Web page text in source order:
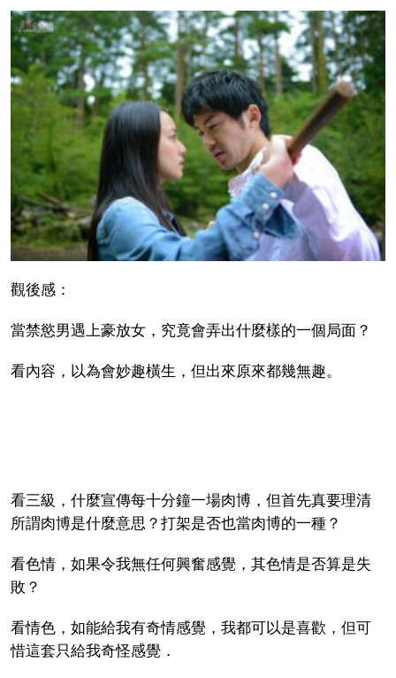
觀後感：
當禁慾男遇上豪放女，究竟會弄出什麼樣的一個局面？
看內容，以為會妙趣橫生，但出來原來都幾無趣。
看三級，什麼宣傳每十分鐘一場肉博，但首先真要理清
所謂肉博是什麼意思？打架是否也當肉博的一種？
看色情，如果令我無任何興奮感覺，其色情是否算是失
敗？
看情色，如能給我有奇情感覺，我都可以是喜歡，但可
惜這套只給我奇怪感覺．